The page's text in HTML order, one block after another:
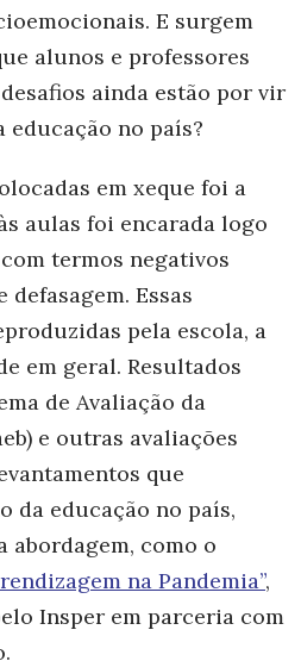
E surgem
alunos e professores
ainda estão por vir
no país?
em xeque foi a
aulas foi encarada logo
termos negativos
defasagem. Essas
pela escola, a
em geral. Resultados
de Avaliação da
e outras avaliações
que
da educação no país,
abordagem, como o
na Pandemia”,
Insper em parceria com